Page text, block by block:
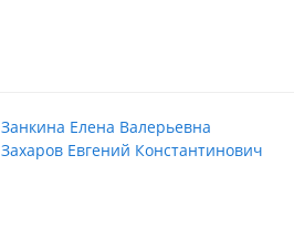
Занкина Елена Валерьевна
Захаров Евгений Константинович